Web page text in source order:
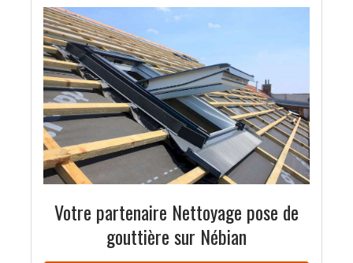
Votre partenaire Nettoyage pose de
gouttière sur Nébian